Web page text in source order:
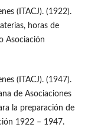
(ITACJ). (1922).
horas de
Asociación
(ITACJ). (1947).
de Asociaciones
la preparación de
1922 – 1947.